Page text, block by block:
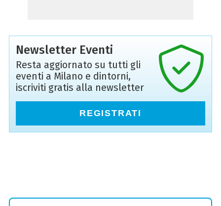
Newsletter Eventi
Resta aggiornato su tutti gli
eventi a Milano e dintorni,
iscriviti gratis alla newsletter
REGISTRATI